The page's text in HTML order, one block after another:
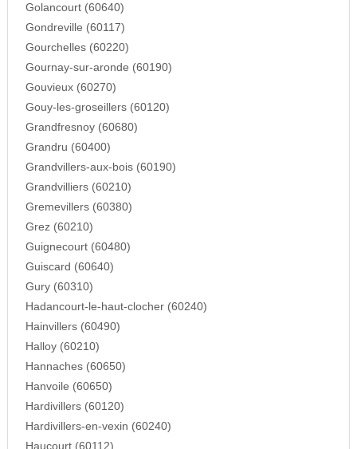
Golancourt (60640)
Gondreville (60117)
Gourchelles (60220)
Gournay-sur-aronde (60190)
Gouvieux (60270)
Gouy-les-groseillers (60120)
Grandfresnoy (60680)
Grandru (60400)
Grandvillers-aux-bois (60190)
Grandvilliers (60210)
Gremevillers (60380)
Grez (60210)
Guignecourt (60480)
Guiscard (60640)
Gury (60310)
Hadancourt-le-haut-clocher (60240)
Hainvillers (60490)
Halloy (60210)
Hannaches (60650)
Hanvoile (60650)
Hardivillers (60120)
Hardivillers-en-vexin (60240)
Haucourt (60112)